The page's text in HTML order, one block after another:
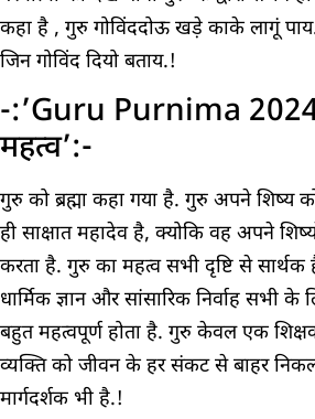
कहा है , गुरु गोविंददोऊ खड़े काके लागूं
जिन गोविंद दियो बताय.!
-:’Guru Purnima
महत्व’:-
गुरु को ब्रह्मा कहा गया है. गुरु अपने शिष्य
ही साक्षात महादेव है, क्योकि वह अपने
करता है. गुरु का महत्व सभी दृष्टि से सार्थक
धार्मिक ज्ञान और सांसारिक निर्वाह सभी के
बहुत महत्वपूर्ण होता है. गुरु केवल एक
व्यक्ति को जीवन के हर संकट से बाहर
मार्गदर्शक भी है.!